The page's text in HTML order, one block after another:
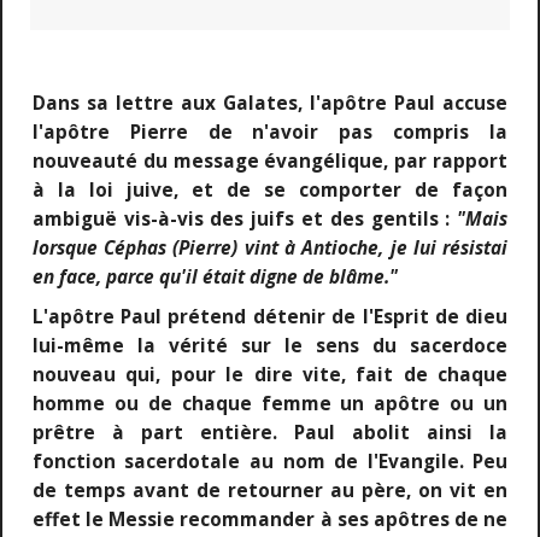
Dans sa lettre aux Galates, l'apôtre Paul accuse
l'apôtre Pierre de n'avoir pas compris la
nouveauté du message évangélique, par rapport
à la loi juive, et de se comporter de façon
ambiguë vis-à-vis des juifs et des gentils : "Mais
lorsque Céphas (Pierre) vint à Antioche, je lui résistai
en face, parce qu'il était digne de blâme."
L'apôtre Paul prétend détenir de l'Esprit de dieu
lui-même la vérité sur le sens du sacerdoce
nouveau qui, pour le dire vite, fait de chaque
homme ou de chaque femme un apôtre ou un
prêtre à part entière. Paul abolit ainsi la
fonction sacerdotale au nom de l'Evangile. Peu
de temps avant de retourner au père, on vit en
effet le Messie recommander à ses apôtres de ne